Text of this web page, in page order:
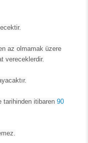
az olmamak üzere
vereceklerdir.
tarihinden itibaren 90